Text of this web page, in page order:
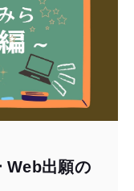
Web出願の